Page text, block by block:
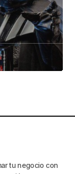
tu negocio con